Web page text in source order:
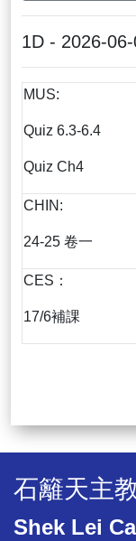
1D - 2026-
MUS:
Quiz 6.3-6.4
Quiz Ch4
CHIN:
24-25 卷一
CES：
17/6補課
石籬天主
Shek Lei